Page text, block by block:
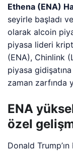
Ethena (ENA)
seyirle başladı
olarak alcoin
piyasa lideri
(ENA), Chinlink
piyasa
zaman zarfında
ENA
özel
Donald